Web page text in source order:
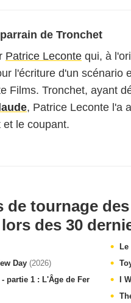
de Tronchet
Patrice Leconte qui, à
l'écriture d'un scénario
Films. Tronchet, ayant
, Patrice Leconte l'a
et le coupant.
de tournage
des 30
Day (2026)
partie 1 : L'Âge de Fer
Le
I